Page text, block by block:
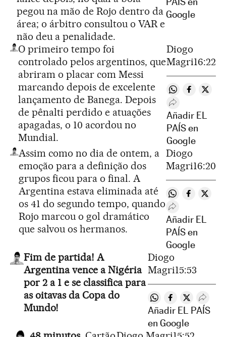
pegou na mão de Rojo dentro da
área; o árbitro consultou o VAR e
não deu a penalidade.
Google
O primeiro tempo foi
controlado pelos argentinos, que
abriram o placar com Messi
marcando depois de excelente
lançamento de Banega. Depois
de pênalti perdido e atuações
apagadas, o 10 acordou no
Mundial.
Diogo
Magri16:22
Compartir en
Compartir
Desplegar
Añadir EL
PAÍS en
Google
Assim como no dia de ontem, a
emoção para a definição dos
grupos ficou para o final. A
Argentina estava eliminada até
os 41 do segundo tempo, quando
Rojo marcou o gol dramático
que salvou os hermanos.
Diogo
Magri16:20
Compartir en
Compartir
Desplegar
Añadir EL
PAÍS en
Google
Fim de partida! A
Argentina vence a Nigéria
por 2 a 1 e se classifica para
as oitavas da Copa do
Mundo!
Diogo
Magri15:53
Compartir en
Compartir en
Compartir
Añadir EL PAÍS
en Google